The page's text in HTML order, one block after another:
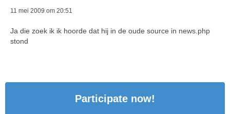
11 mei 2009 om 20:51
Ja die zoek ik ik hoorde dat hij in de oude source in news.php
stond
Participate now!